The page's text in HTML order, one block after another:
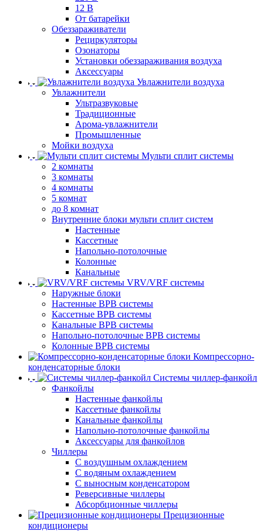
12 В
От батарейки
Обеззараживатели
Рециркуляторы
Озонаторы
Установки обеззараживания воздуха
Аксессуары
Увлажнители воздуха
Увлажнители
Ультразвуковые
Традиционные
Арома-увлажнители
Промышленные
Мойки воздуха
Мульти сплит системы
2 комнаты
3 комнаты
4 комнаты
5 комнат
до 8 комнат
Внутренние блоки мульти сплит систем
Настенные
Кассетные
Напольно-потолочные
Колонные
Канальные
VRV/VRF системы
Наружные блоки
Настенные ВРВ системы
Кассетные ВРВ системы
Канальные ВРВ системы
Напольно-потолочные ВРВ системы
Колонные ВРВ системы
Компрессорно-
конденсаторные блоки
Системы чиллер-фанкойл
Фанкойлы
Настенные фанкойлы
Кассетные фанкойлы
Канальные фанкойлы
Напольно-потолочные фанкойлы
Аксессуары для фанкойлов
Чиллеры
С воздушным охлаждением
С водяным охлаждением
С выносным конденсатором
Реверсивные чиллеры
Абсорбционные чиллеры
Прецизионные
кондиционеры